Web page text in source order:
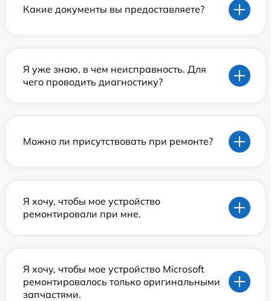
Какие документы вы предоставляете?
Я уже знаю, в чем неисправность. Для
чего проводить диагностику?
Можно ли присутствовать при ремонте?
Я хочу, чтобы мое устройство
ремонтировали при мне.
Я хочу, чтобы мое устройство Microsoft
ремонтировалось только оригинальными
запчастями.